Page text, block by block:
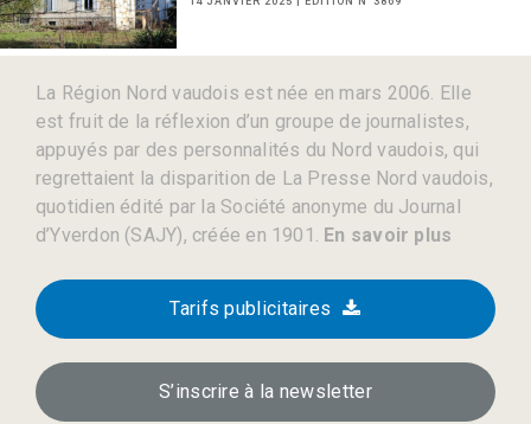
La Région Nord vaudois est née en mars 2006. Elle
est fruit de la réflexion d’un groupe de journalistes,
appuyés par des personnalités du Nord vaudois, qui
regrettaient la disparition de La Presse Nord vaudois,
quotidien édité par la Société anonyme du Journal
d’Yverdon (SAJY), créée en 1901. En savoir plus
Tarifs publicitaires
S’inscrire à la newsletter